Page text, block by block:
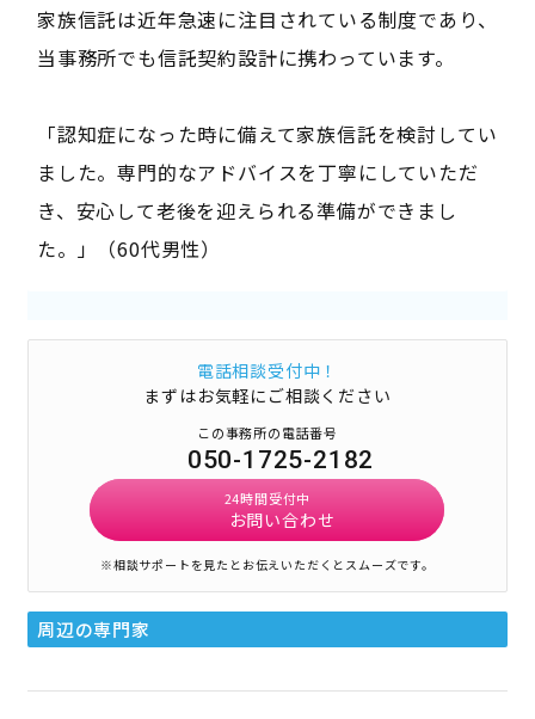
家族信託は近年急速に注目されている制度であり、
当事務所でも信託契約設計に携わっています。
「認知症になった時に備えて家族信託を検討してい
ました。専門的なアドバイスを丁寧にしていただ
き、安心して老後を迎えられる準備ができまし
た。」（60代男性）
電話相談受付中！
まずはお気軽にご相談ください
この事務所の電話番号
050-1725-2182
24時間受付中
お問い合わせ
※相談サポートを見たとお伝えいただくとスムーズです。
周辺の専門家